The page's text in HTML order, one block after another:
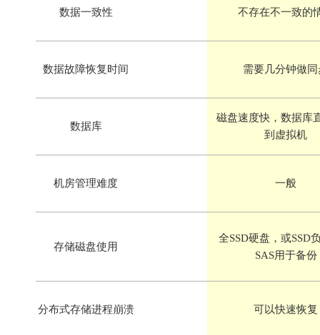
数据一致性 不存在不一致的
数据故障恢复时间 需要几分钟做同
数据库
磁盘速度快，数据库
到虚拟机
机房管理难度 一般
存储磁盘使用
全SSD硬盘，或SSD
SAS用于备份
分布式存储进程崩溃 可以快速恢复